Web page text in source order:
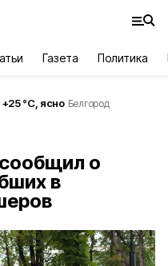
Газета Политика
+25°С, ясно Белгород
о
в